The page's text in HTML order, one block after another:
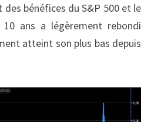
bénéfices du S&P 500 et le
ans a légèrement rebondi
atteint son plus bas depuis